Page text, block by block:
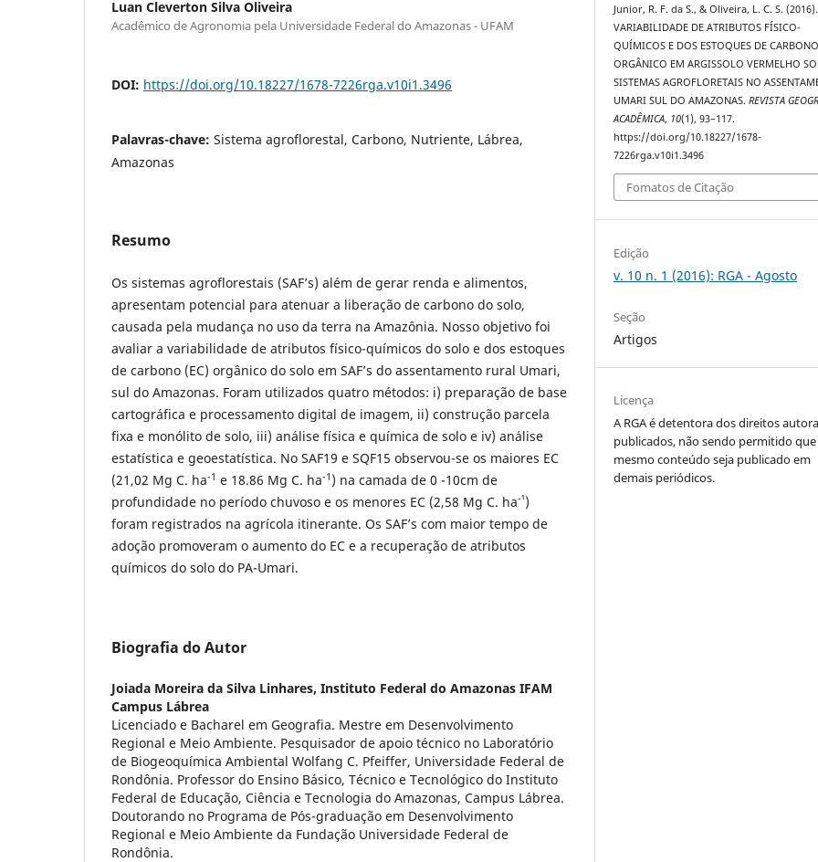
Luan Cleverton Silva Oliveira
Acadêmico de Agronomia pela Universidade Federal do Amazonas - UFAM
DOI: https://doi.org/10.18227/1678-7226rga.v10i1.3496
Palavras-chave: Sistema agroflorestal, Carbono, Nutriente, Lábrea,
Amazonas
Resumo
Os sistemas agroflorestais (SAF’s) além de gerar renda e alimentos,
apresentam potencial para atenuar a liberação de carbono do solo,
causada pela mudança no uso da terra na Amazônia. Nosso objetivo foi
avaliar a variabilidade de atributos físico-químicos do solo e dos estoques
de carbono (EC) orgânico do solo em SAF’s do assentamento rural Umari,
sul do Amazonas. Foram utilizados quatro métodos: i) preparação de base
cartográfica e processamento digital de imagem, ii) construção parcela
fixa e monólito de solo, iii) análise física e química de solo e iv) análise
estatística e geoestatística. No SAF19 e SQF15 observou-se os maiores EC
(21,02 Mg C. ha-1 e 18.86 Mg C. ha-1 ) na camada de 0 -10cm de
profundidade no período chuvoso e os menores EC (2,58 Mg C. ha-¹)
foram registrados na agrícola itinerante. Os SAF’s com maior tempo de
adoção promoveram o aumento do EC e a recuperação de atributos
químicos do solo do PA-Umari.
Biografia do Autor
Joiada Moreira da Silva Linhares, Instituto Federal do Amazonas IFAM
Campus Lábrea
Licenciado e Bacharel em Geografia. Mestre em Desenvolvimento
Regional e Meio Ambiente. Pesquisador de apoio técnico no Laboratório
de Biogeoquímica Ambiental Wolfang C. Pfeiffer, Universidade Federal de
Rondônia. Professor do Ensino Básico, Técnico e Tecnológico do Instituto
Federal de Educação, Ciência e Tecnologia do Amazonas, Campus Lábrea.
Doutorando no Programa de Pós-graduação em Desenvolvimento
Regional e Meio Ambiente da Fundação Universidade Federal de
Rondônia.
Junior, R. F. da S., & Oliveira, L. C. S. (2016).
VARIABILIDADE DE ATRIBUTOS FÍSICO-
QUÍMICOS E DOS ESTOQUES DE CARBONO
ORGÂNICO EM ARGISSOLO VERMELHO
SISTEMAS AGROFLORETAIS NO
UMARI SUL DO AMAZONAS.REVISTA
ACADÊMICA, 10(1), 93–117.
https://doi.org/10.18227/1678-
7226rga.v10i1.3496
Fomatos de Citação
Edição
v. 10 n. 1 (2016): RGA - Agosto
Seção
Artigos
Licença
A RGA é detentora dos direitos
publicados, não sendo permitido
mesmo conteúdo seja publicado em
demais periódicos.